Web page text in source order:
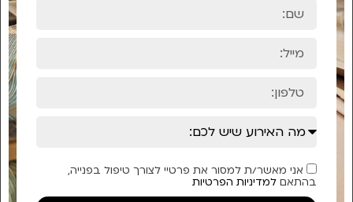
אני מאשר/ת למסור את פרטיי לצורך טיפול בפנייה,
בהתאם למדיניות הפרטיות